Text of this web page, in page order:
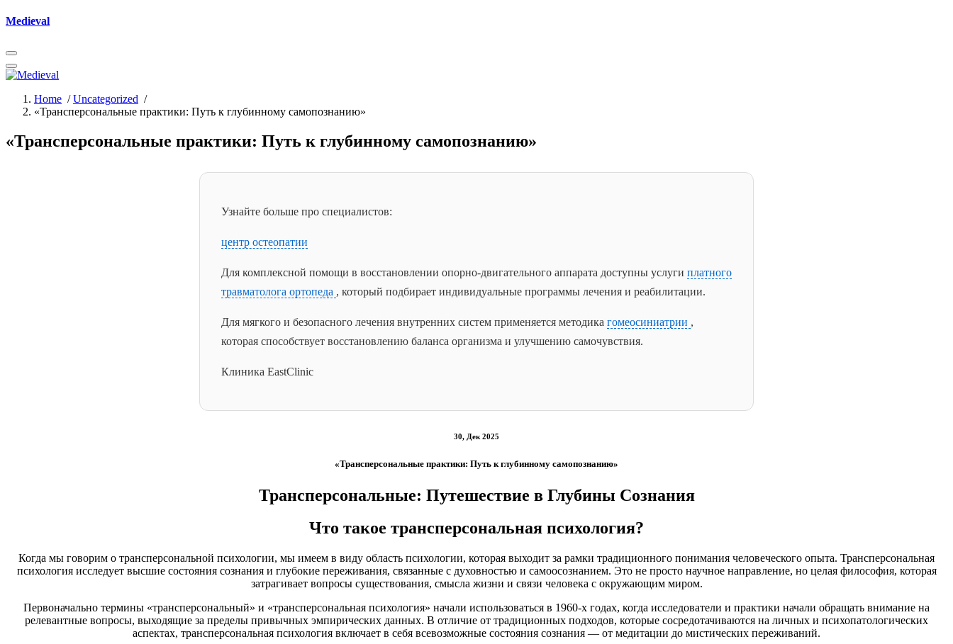
Skip
Medieval
Home /Uncategorized /
«Трансперсональные практики: Путь к глубинному самопознанию»
«Трансперсональные практики: Путь к глубинному самопознанию»
Узнайте больше про специалистов:
центр остеопатии
Для комплексной помощи в восстановлении опорно-двигательного аппарата доступны услуги платного
травматолога ортопеда , который подбирает индивидуальные программы лечения и реабилитации.
Для мягкого и безопасного лечения внутренних систем применяется методика гомеосиниатрии ,
которая способствует восстановлению баланса организма и улучшению самочувствия.
Клиника EastClinic
30, Дек 2025
«Трансперсональные практики: Путь к глубинному самопознанию»
Трансперсональные: Путешествие в Глубины Сознания
Что такое трансперсональная психология?
Когда мы говорим о трансперсональной психологии, мы имеем в виду область психологии, которая выходит за рамки традиционного понимания человеческого опыта. Трансперсональная
психология исследует высшие состояния сознания и глубокие переживания, связанные с духовностью и самоосознанием. Это не просто научное направление, но целая философия, которая
затрагивает вопросы существования, смысла жизни и связи человека с окружающим миром.
Первоначально термины «трансперсональный» и «трансперсональная психология» начали использоваться в 1960-х годах, когда исследователи и практики начали обращать внимание на
релевантные вопросы, выходящие за пределы привычных эмпирических данных. В отличие от традиционных подходов, которые сосредотачиваются на личных и психопатологических
аспектах, трансперсональная психология включает в себя всевозможные состояния сознания — от медитации до мистических переживаний.